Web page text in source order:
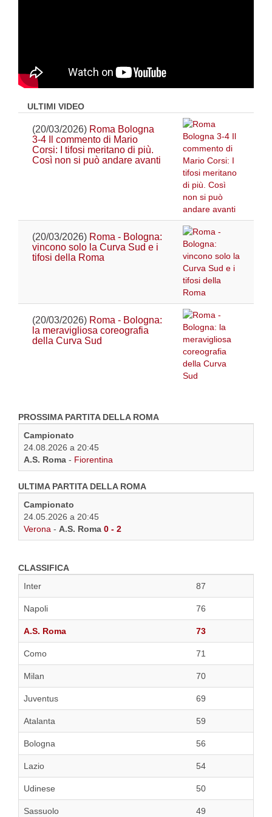
ULTIMI VIDEO
(20/03/2026) Roma Bologna
3-4 Il commento di Mario
Corsi: I tifosi meritano di più.
Così non si può andare avanti
(20/03/2026) Roma - Bologna:
vincono solo la Curva Sud e i
tifosi della Roma
(20/03/2026) Roma - Bologna:
la meravigliosa coreografia
della Curva Sud
PROSSIMA PARTITA DELLA ROMA
Campionato
24.08.2026 a 20:45
A.S. Roma - Fiorentina
ULTIMA PARTITA DELLA ROMA
Campionato
24.05.2026 a 20:45
Verona - A.S. Roma 0 - 2
CLASSIFICA
Inter
87
Napoli 76
A.S. Roma 73
Como 71
Milan 70
Juventus 69
Atalanta 59
Bologna 56
Lazio 54
Udinese 50
Sassuolo 49